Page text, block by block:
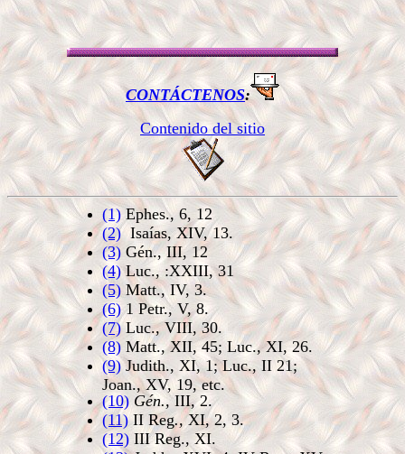
CONTÁCTENOS:
Contenido del sitio
(1) Ephes., 6, 12
(2)Isaías, XIV, 13.
(3) Gén., III, 12
(4)Luc., :XXIII, 31
(5)Matt., IV, 3.
(6)1 Petr., V, 8.
(7)Luc., VIII, 30.
(8) Matt., XII, 45; Luc., XI, 26.
(9)Judith., XI, 1; Luc., II 21;
Joan., XV, 19, etc.
(10) Gén., III, 2.
(11)II Reg.,XI, 2, 3.
(12) III Reg., XI.